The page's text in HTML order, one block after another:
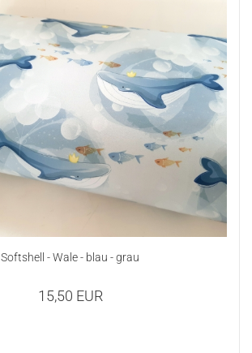
Softshell - Wale - blau - grau
15,50 EUR